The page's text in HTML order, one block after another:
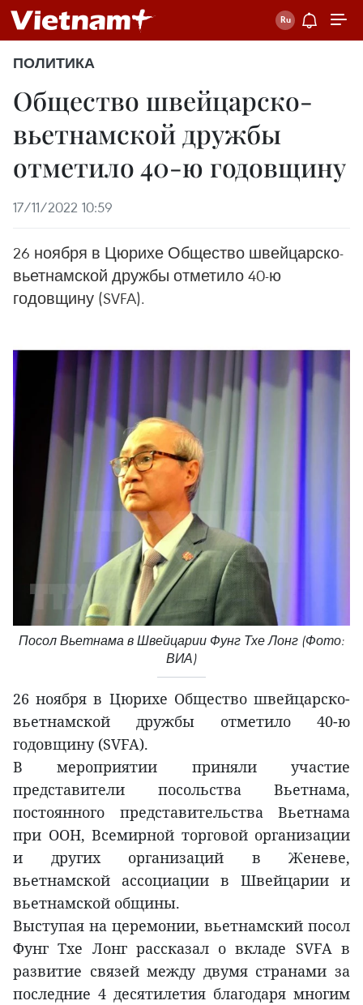
ПОЛИТИКА
Общество швейцарско-
вьетнамской дружбы
отметило 40-ю годовщину
17/11/2022 10:59
26 ноября в Цюрихе Общество швейцарско-
вьетнамской дружбы отметило 40-ю
годовщину (SVFA).
Посол Вьетнама в Швейцарии Фунг Тхе Лонг (Фото:
ВИА)
26 ноября в Цюрихе Общество швейцарско-
вьетнамской дружбы отметило 40-ю
годовщину (SVFA).
В мероприятии приняли участие
представители посольства Вьетнама,
постоянного представительства Вьетнама
при ООН, Всемирной торговой организации
и других организаций в Женеве,
вьетнамской ассоциации в Швейцарии и
вьетнамской общины.
Выступая на церемонии, вьетнамский посол
Фунг Тхе Лонг рассказал о вкладе SVFA в
развитие связей между двумя странами за
последние 4 десятилетия благодаря многим